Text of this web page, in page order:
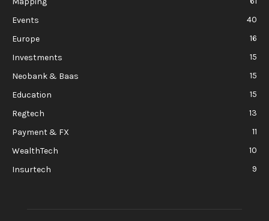
Events
40
Europe
16
Investments
15
Neobank & Baas
15
Education
15
Regtech
13
Payment & FX
11
WealthTech
10
Insurtech
9